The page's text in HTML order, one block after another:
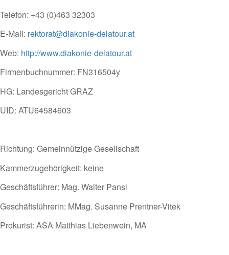
Telefon: +43 (0)463 32303
E-Mail: rektorat@diakonie-delatour.at
Web: http://www.diakonie-delatour.at
Firmenbuchnummer: FN316504y
HG: Landesgericht GRAZ
UID: ATU64584603
Richtung: Gemeinnützige Gesellschaft
Kammerzugehörigkeit: keine
Geschäftsführer: Mag. Walter Pansi
Geschäftsführerin: MMag. Susanne Prentner-Vitek
Prokurist: ASA Matthias Liebenwein, MA